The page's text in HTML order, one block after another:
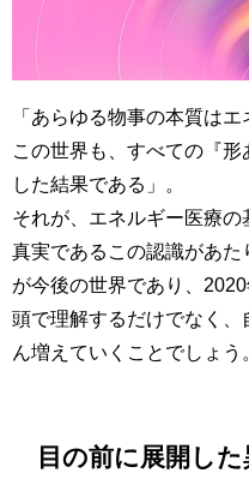
「あらゆる物事の本質は
この世界も、すべての『
した結果である」。
それが、エネルギー医療
真実であるこの認識があ
が今後の世界であり、2020
頭で理解するだけでなく
ん増えていくことでしょう
目の前に展開し